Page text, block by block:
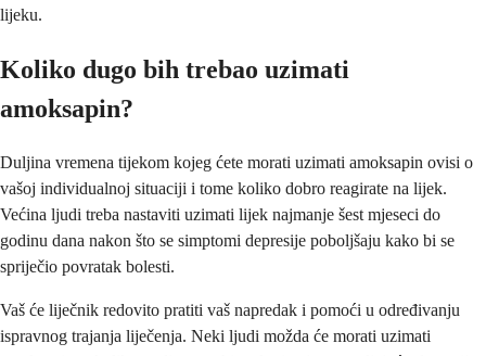
lijeku.
Koliko dugo bih trebao uzimati
amoksapin?
Duljina vremena tijekom kojeg ćete morati uzimati amoksapin ovisi o
vašoj individualnoj situaciji i tome koliko dobro reagirate na lijek.
Većina ljudi treba nastaviti uzimati lijek najmanje šest mjeseci do
godinu dana nakon što se simptomi depresije poboljšaju kako bi se
spriječio povratak bolesti.
Vaš će liječnik redovito pratiti vaš napredak i pomoći u određivanju
ispravnog trajanja liječenja. Neki ljudi možda će morati uzimati